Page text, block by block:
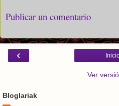
Publicar un comentario
‹
Ver
Bloglariak